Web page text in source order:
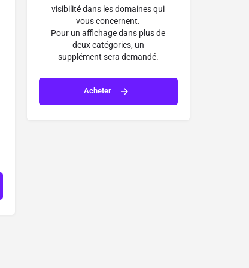
visibilité dans les domaines qui
vous concernent.
Pour un affichage dans plus de
deux catégories, un
supplément sera demandé.
Acheter